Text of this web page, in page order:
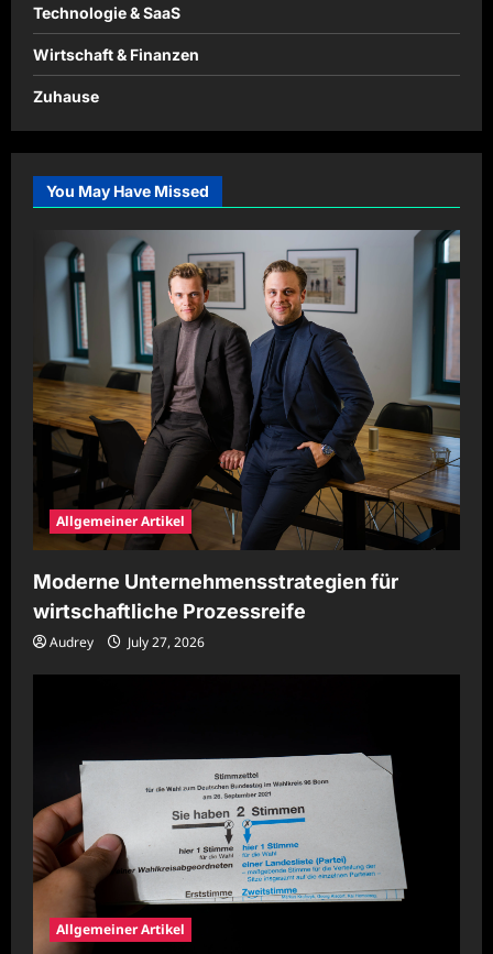
Technologie & SaaS
Wirtschaft & Finanzen
Zuhause
You May Have Missed
Allgemeiner Artikel
Moderne Unternehmensstrategien für
wirtschaftliche Prozessreife
Audrey July 27, 2026
Allgemeiner Artikel